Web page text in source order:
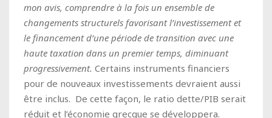
mon avis, comprendre à la fois un ensemble de
changements structurels favorisant l’investissement et
le financement d’une période de transition avec une
haute taxation dans un premier temps, diminuant
progressivement. Certains instruments financiers
pour de nouveaux investissements devraient aussi
être inclus. De cette façon, le ratio dette/PIB serait
réduit et l’économie grecque se développera.